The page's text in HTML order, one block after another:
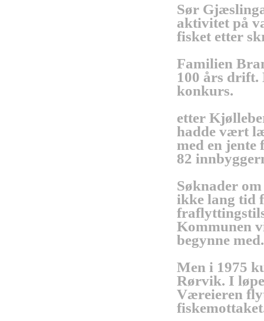
Sør
aktivitet på
fisket etter
Familien
100 års drift.
konkurs.
etter
hadde vært
med en
82
Søknader
ikke lang tid
Kommunen
begynne med.
Men i 1975
Rørvik. I
Væreieren